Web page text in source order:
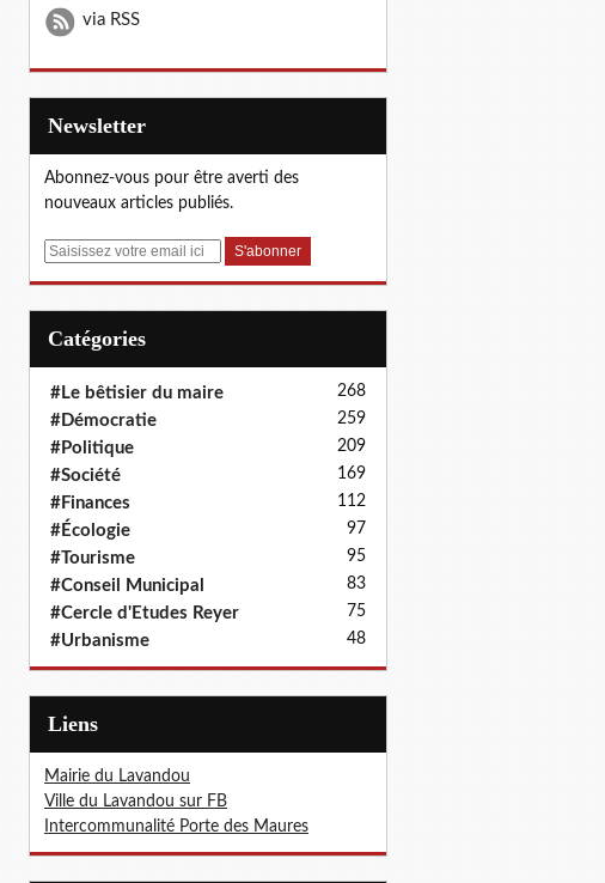
via RSS
Newsletter
Abonnez-vous pour être averti des
nouveaux articles publiés.
E
Catégories
#Le bêtisier du maire 268
#Démocratie 259
#Politique 209
#Société 169
#Finances 112
#Écologie 97
#Tourisme 95
#Conseil Municipal 83
#Cercle d'Etudes Reyer 75
#Urbanisme 48
Liens
Mairie du Lavandou
Ville du Lavandou sur FB
Intercommunalité Porte des Maures